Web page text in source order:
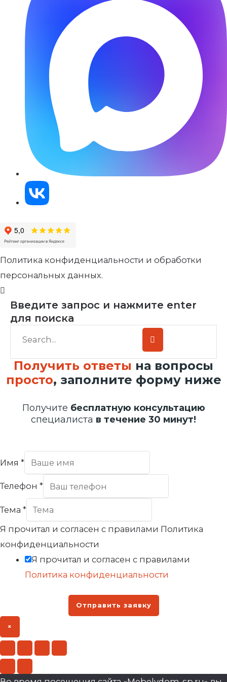
Политика конфиденциальности и обработки
персональных данных.
Введите запрос и нажмите enter
для поиска
Получить ответы на вопросы
просто, заполните форму ниже
Получите бесплатную консультацию
специалиста в течение 30 минут!
Имя *
Телефон *
Тема *
Я прочитал и согласен с правилами Политика
конфиденциальности
Я прочитал и согласен с правилами
Политика конфиденциальности
Отправить заявку
×